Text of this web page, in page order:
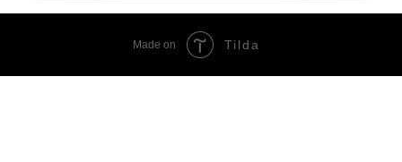
Made on Tilda